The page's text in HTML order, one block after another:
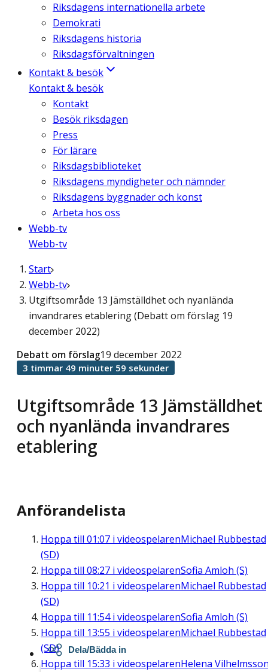
Riksdagens internationella arbete
Demokrati
Riksdagens historia
Riksdagsförvaltningen
Kontakt & besök
Kontakt & besök
Kontakt
Besök riksdagen
Press
För lärare
Riksdagsbiblioteket
Riksdagens myndigheter och nämnder
Riksdagens byggnader och konst
Arbeta hos oss
Webb-tv
Webb-tv
Start
Webb-tv
Utgiftsområde 13 Jämställdhet och nyanlända
invandrares etablering (Debatt om förslag 19
december 2022)
Utgiftsområde 13 Jämställdhet
och nyanlända invandrares
etablering
Debatt om förslag19 december 2022
3 timmar 49 minuter 59 sekunder
Anförandelista
Hoppa till 01:07 i videospelarenMichael Rubbestad
(SD)
Hoppa till 08:27 i videospelarenSofia Amloh (S)
Hoppa till 10:21 i videospelarenMichael Rubbestad
(SD)
Hoppa till 11:54i videospelarenSofia Amloh (S)
Hoppa till 13:55 i videospelarenMichael Rubbestad
(SD)
Hoppa till 15:33 i videospelarenHelena
Dela/Bädda in